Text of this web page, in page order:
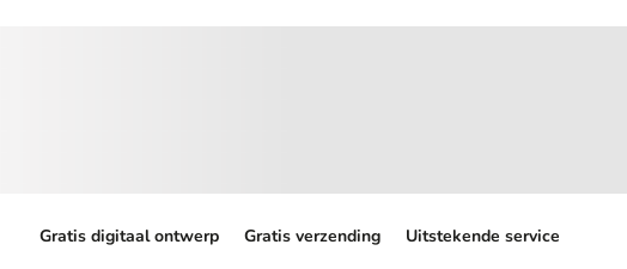
Gratis digitaal ontwerp Gratis verzending Uitstekende service